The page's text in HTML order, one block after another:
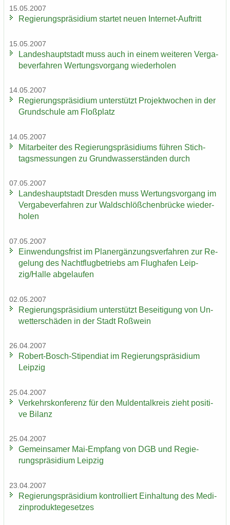
15.05.2007
Re­gie­rungs­prä­si­di­um star­tet neuen Internet-​Auftritt
15.05.2007
Lan­des­haupt­stadt muss auch in einem wei­te­ren Ver­ga­
be­ver­fah­ren Wer­tungs­vor­gang wie­der­ho­len
14.05.2007
Re­gie­rungs­prä­si­di­um un­ter­stützt Pro­jekt­wo­chen in der
Grund­schu­le am Floß­platz
14.05.2007
Mit­ar­bei­ter des Re­gie­rungs­prä­si­di­ums füh­ren Stich­
tags­mes­sun­gen zu Grund­was­ser­stän­den durch
07.05.2007
Lan­des­haupt­stadt Dres­den muss Wer­tungs­vor­gang im
Ver­ga­be­ver­fah­ren zur Wald­schlöß­chen­brü­cke wie­der­
ho­len
07.05.2007
Ein­wen­dungs­frist im Planer­gän­zungs­ver­fah­ren zur Re­
ge­lung des Nacht­flug­be­triebs am Flug­ha­fen Leip­
zig/Halle ab­ge­lau­fen
02.05.2007
Re­gie­rungs­prä­si­di­um un­ter­stützt Be­sei­ti­gung von Un­
wet­ter­schä­den in der Stadt Roß­wein
26.04.2007
Robert-​Bosch-Stipendiat im Re­gie­rungs­prä­si­di­um
Leip­zig
25.04.2007
Ver­kehrs­kon­fe­renz für den Mul­den­tal­kreis zieht po­si­ti­
ve Bi­lanz
25.04.2007
Ge­mein­sa­mer Mai-​Empfang von DGB und Re­gie­
rungs­prä­si­di­um Leip­zig
23.04.2007
Re­gie­rungs­prä­si­di­um kon­trol­liert Ein­hal­tung des Me­di­
zin­pro­duk­te­ge­set­zes